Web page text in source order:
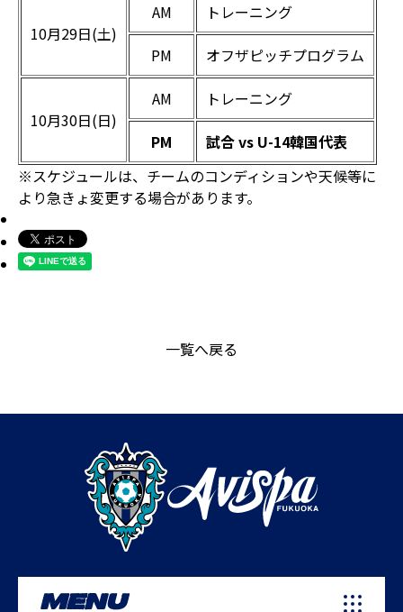
10月29日(土)
AM
トレーニング
PM
オフザピッチプログラム
10月30日(日)
AM
トレーニング
PM
試合 vs U-14韓国代表
※スケジュールは、チームのコンディションや天候等に
より急きょ変更する場合があります。
一覧へ戻る
MENU